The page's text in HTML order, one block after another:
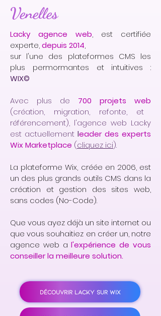
Venelles
Lacky agence web, est certifiée
experte,depuis 2014,
sur l'une des plateformes CMS les
plus permormantes et intuitives :
WIX©
Avec plus de
700 projets web
(création, migration, refonte, et
référencement), l'agence web Lacky
est actuellement leader des experts
Wix Marketplace (cliquez ici).
La plateforme Wix, créée en 2006, est
un des plus grands outils CMS dans la
création et gestion des sites web,
sans codes (No-Code).
Que vous ayez déjà un site internet ou
que vous souhaitiez en créer un, notre
agence web al'expérience de vous
conseiller la meilleure solution.
DÉCOUVRIR LACKY SUR WIX